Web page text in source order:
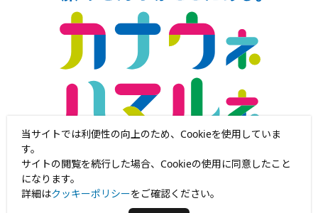
神奈川・横浜デスティネーションキャンペーン
推進協議会
当サイトでは利便性の向上のため、Cookieを使用していま
す。
サイトの閲覧を続行した場合、Cookieの使用に同意したこと
になります。
詳細はクッキーポリシーをご確認ください。